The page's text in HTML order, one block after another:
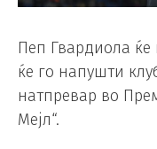
Пеп Гвардиола
ќе го напушти
натпревар во
Мејл“.